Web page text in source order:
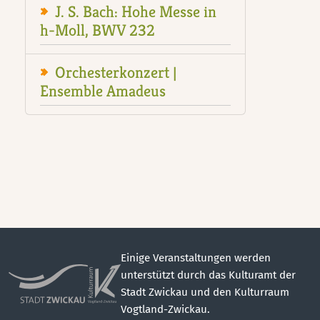
J. S. Bach: Hohe Messe in
h-Moll, BWV 232
Orchesterkonzert |
Ensemble Amadeus
Einige Veranstaltungen werden
unterstützt durch das Kulturamt der
Stadt Zwickau und den Kulturraum
Vogtland-Zwickau.